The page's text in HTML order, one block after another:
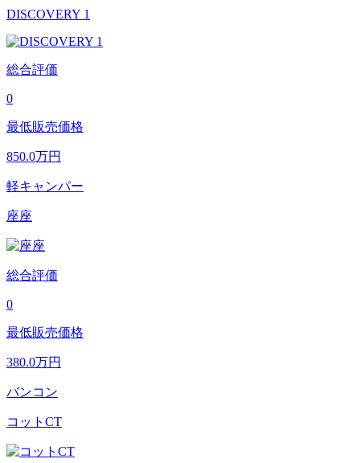
DISCOVERY 1
総合評価
0
最低販売価格
850.0万円
軽キャンパー
座座
総合評価
0
最低販売価格
380.0万円
バンコン
コットCT